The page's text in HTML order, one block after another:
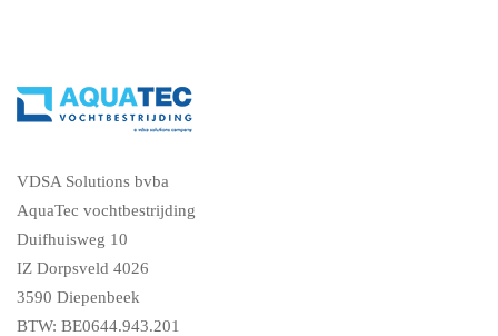
VDSA Solutions bvba
AquaTec vochtbestrijding
Duifhuisweg 10
IZ Dorpsveld 4026
3590 Diepenbeek
BTW: BE0644.943.201